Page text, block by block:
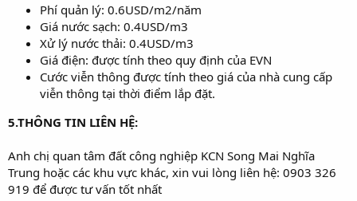
Phí quản lý: 0.6USD/m2/năm
Giá nước sạch: 0.4USD/m3
Xử lý nước thải: 0.4USD/m3
Giá điện: được tính theo quy định của EVN
Cước viễn thông được tính theo giá của nhà cung cấp
viễn thông tại thời điểm lắp đặt.
5.THÔNG TIN LIÊN HỆ:
Anh chị quan tâm đất công nghiệp KCN Song Mai Nghĩa
Trung hoặc các khu vực khác, xin vui lòng liên hệ: 0903 326
919 để được tư vấn tốt nhất